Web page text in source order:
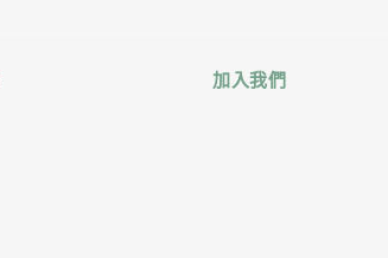
加入我們